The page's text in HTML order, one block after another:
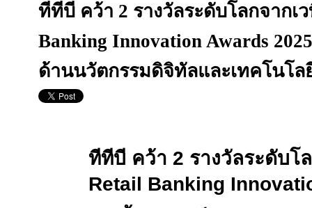
ทีทีบี คว้า 2 รางวัลระดับโลกจากเ
Banking Innovation Awards
ด้านนวัตกรรมดิจิทัลและเทคโนโ
ทีทีบี คว้า 2 รางวัลระดับโ
Retail Banking